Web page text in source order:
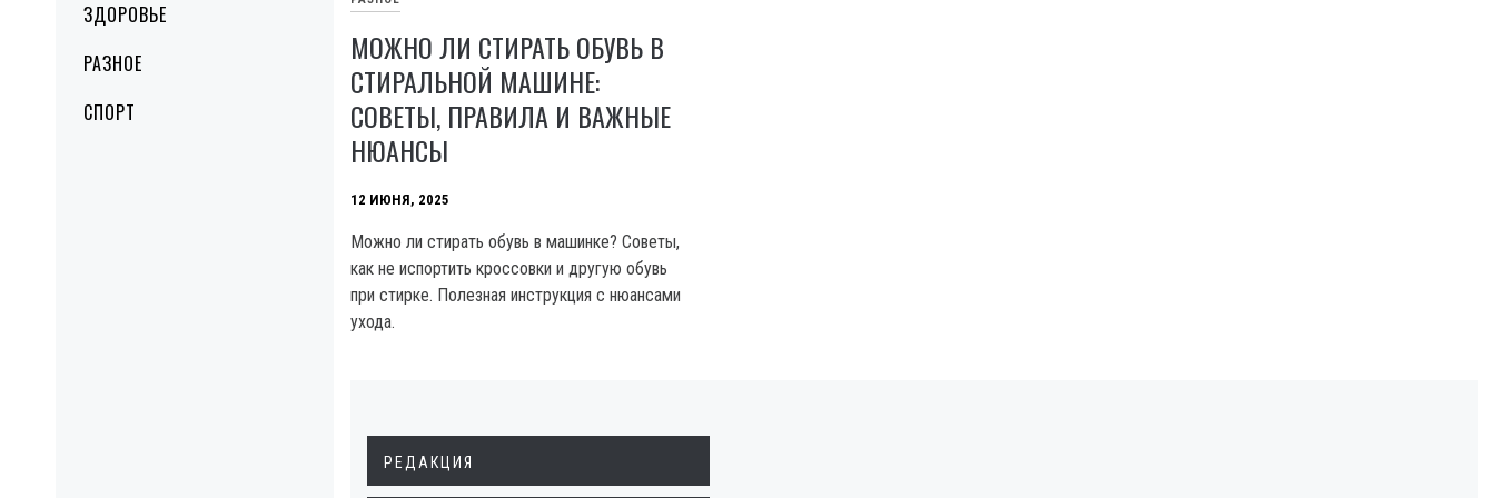
ЗДОРОВЬЕ
РАЗНОЕ
СПОРТ
МОЖНО ЛИ СТИРАТЬ ОБУВЬ В
СТИРАЛЬНОЙ МАШИНЕ:
СОВЕТЫ, ПРАВИЛА И ВАЖНЫЕ
НЮАНСЫ
12 ИЮНЯ, 2025
Можно ли стирать обувь в машинке? Советы,
как не испортить кроссовки и другую обувь
при стирке. Полезная инструкция с нюансами
ухода.
РЕДАКЦИЯ